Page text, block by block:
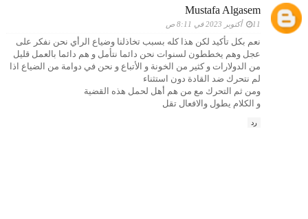
Mustafa Algasem
11 أكتوبر 2023 في 8:11 ص
نعم بكل تأكيد لكن هذا كله بسبب تخاذلنا وضياع الرأي نحن نفكر على
عجل وهم يخططون لسنوات نحن دائما نتأمل و هم دائما بالعمل قليل
من الدولارات و كثير من الخونة و الأتباع و نحن في دوامة من الضياع اذا
لم نتحرك ضد القادة دون استثناء
ومن ثم التحرك مع من هم أهل لحمل هذه القضية
و الكلام يطول والافعال تقل
رد